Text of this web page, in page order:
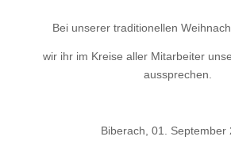
Bei unserer traditionellen
wir ihr im Kreise aller Mitarbeiter
aussprechen.
Biberach, 01. September